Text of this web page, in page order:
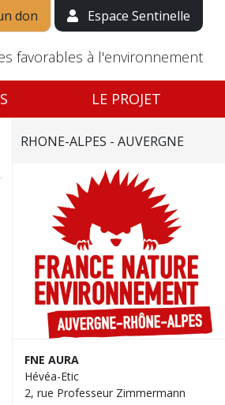
don Espace Sentinelle
favorables à l'environnement
LE PROJET
RHONE-ALPES - AUVERGNE
FNE AURA
Hévéa-Etic
2, rue Professeur Zimmermann